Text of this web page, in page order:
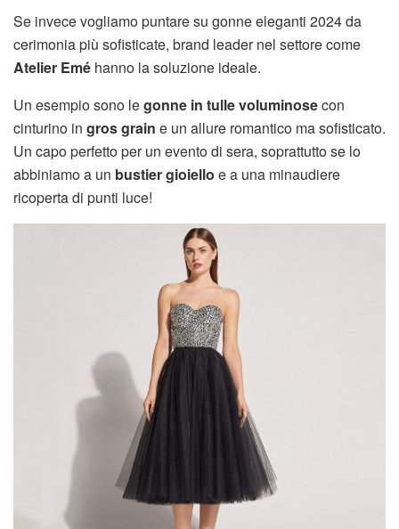
Se invece vogliamo puntare su gonne eleganti 2024 da
cerimonia più sofisticate, brand leader nel settore come
Atelier Emé hanno la soluzione ideale.
Un esempio sono legonne in tulle voluminosecon
cinturino in gros grain e un allure romantico ma sofisticato.
Un capo perfetto per un evento di sera, soprattutto se lo
abbiniamo a un bustier gioiello e a una minaudiere
ricoperta di punti luce!